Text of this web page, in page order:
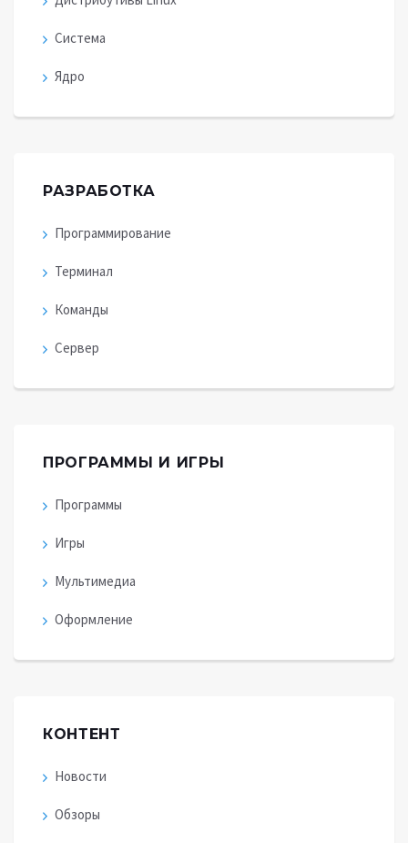
Система
Ядро
РАЗРАБОТКА
Программирование
Терминал
Команды
Сервер
ПРОГРАММЫ И ИГРЫ
Программы
Игры
Мультимедиа
Оформление
КОНТЕНТ
Новости
Обзоры